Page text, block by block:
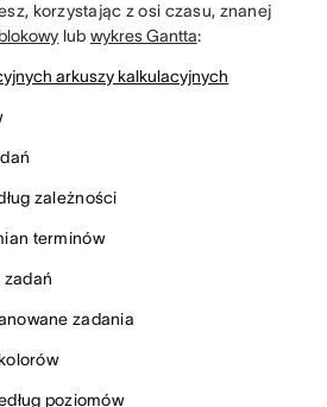
korzystając z osi czasu, znanej
lub wykres Gantta:
arkuszy kalkulacyjnych
zależności
terminów
zadań
zadania
poziomów